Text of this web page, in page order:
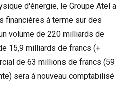
d'énergie, le Groupe Atel a
financières à terme sur des
volume de 220 milliards de
15,9 milliards de francs (+
de 63 millions de francs (59
sera à nouveau comptabilisé